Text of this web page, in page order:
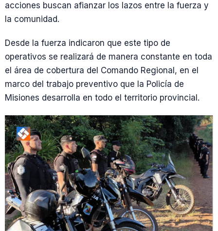
acciones buscan afianzar los lazos entre la fuerza y
la comunidad.
Desde la fuerza indicaron que este tipo de
operativos se realizará de manera constante en toda
el área de cobertura del Comando Regional, en el
marco del trabajo preventivo que la Policía de
Misiones desarrolla en todo el territorio provincial.